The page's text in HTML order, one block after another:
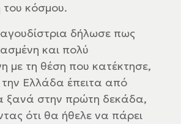
κόσμου.
δήλωσε πως
και πολύ
με τη θέση που κατέκτησε,
Ελλάδα έπειτα από
ξανά στην πρώτη δεκάδα,
ότι θα ήθελε να πάρει